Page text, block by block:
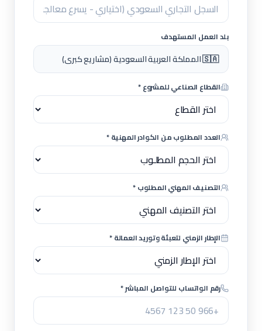
بلد العمل المستهدف
🇸🇦 المملكة العربية السعودية (مشاريع كبرى)
القطاع الصناعي للمشروع *
العدد المطلوب من الكوادر المهنية *
التصنيف المهني المطلوب *
الإطار الزمني لتعبئة وتوريد العمالة *
رقم الواتساب للتواصل المباشر *